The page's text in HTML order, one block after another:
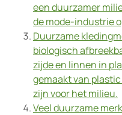
een duurzamer
de mode-industrie
Duurzame
biologisch
zijde en linnen in
gemaakt van
zijn voor het milieu.
Veel duurzame